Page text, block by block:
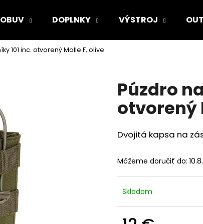
OBUV DOPLNKY VÝSTROJ
101 inc. otvorený Molle F, olive
Púzdro
otvorený
Dvojitá kapsa na
Môžeme doručiť do:
Skladom
Čo potrebujete nájsť?
HĽADAŤ